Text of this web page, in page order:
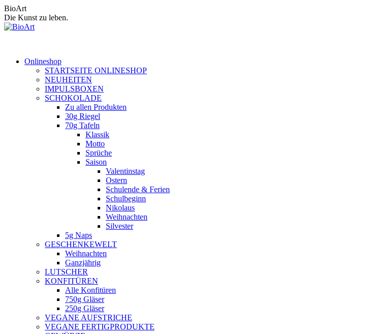
Zum
Inhalt
springen
BioArt
Die Kunst zu leben.
Onlineshop
STARTSEITE ONLINESHOP
NEUHEITEN
IMPULSBOXEN
SCHOKOLADE
Zu allen Produkten
30g Riegel
70g Tafeln
Klassik
Motto
Sprüche
Saison
Valentinstag
Ostern
Schulende & Ferien
Schulbeginn
Nikolaus
Weihnachten
Silvester
5g Naps
GESCHENKEWELT
Weihnachten
Ganzjährig
LUTSCHER
KONFITÜREN
Alle Konfitüren
750g Gläser
250g Gläser
VEGANE AUFSTRICHE
VEGANE FERTIGPRODUKTE